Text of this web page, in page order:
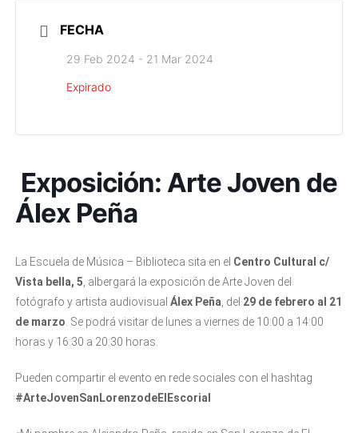
FECHA
29 Feb 2024 - 21 Mar 2024
Expirado
Exposición: Arte Joven de
Álex Peña
La Escuela de Música – Biblioteca sita en el Centro Cultural c/
Vista bella, 5 , albergará la exposición de Arte Joven del
fotógrafo y artista audiovisual Álex Peña , del 29 de febrero al 21
de marzo . Se podrá visitar de lunes a viernes de 10:00 a 14:00
horas y 16:30 a 20:30 horas.
Pueden compartir el evento en rede sociales con el hashtag
#ArteJovenSanLorenzodeElEscorial